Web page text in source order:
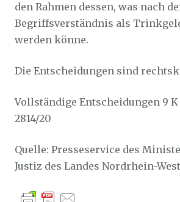
den Rahmen dessen, was nach
Begriffsverständnis als
werden könne.
Die Entscheidungen sind
Vollständige Entscheidungen 9 K
2814/20
Quelle: Presseservice des
Justiz des Landes Nordrhein-